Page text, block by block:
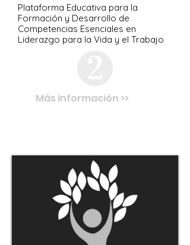
Plataforma Educativa para la
Formación y Desarrollo de
Competencias Esenciales en
Liderazgo para la Vida y el Trabajo
Más información >>